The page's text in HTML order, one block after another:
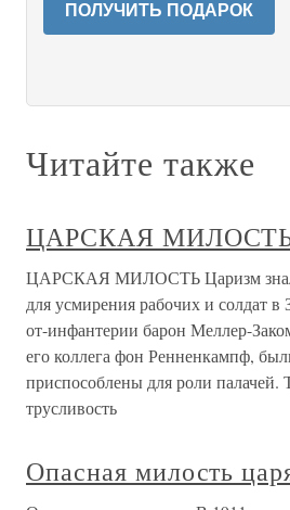
ПОЛУЧИТЬ ПОДАРОК
Читайте также
ЦАРСКАЯ
ЦАРСКАЯ МИЛОСТЬ Царизм знал,
для усмирения рабочих и солдат в
от-инфантерии барон Меллер-
его коллега фон Ренненкампф,
приспособлены для роли палачей.
трусливость
Опасная милость